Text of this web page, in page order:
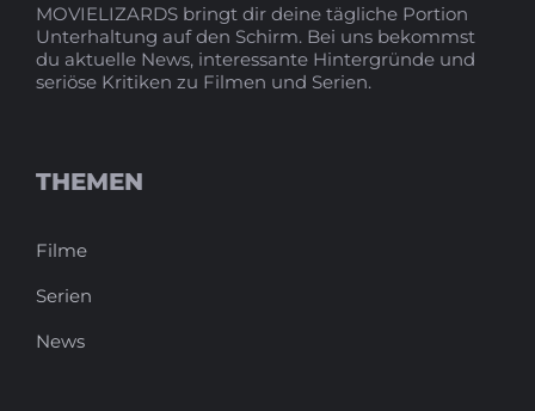
MOVIELIZARDS bringt dir deine tägliche Portion
Unterhaltung auf den Schirm. Bei uns bekommst
du aktuelle News, interessante Hintergründe und
seriöse Kritiken zu Filmen und Serien.
THEMEN
Filme
Serien
News